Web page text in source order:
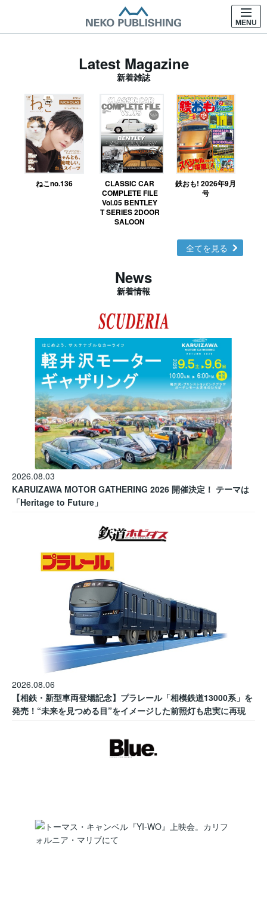
MENU
Latest Magazine
新着雑誌
ねこno.136
CLASSIC CAR
COMPLETE FILE
Vol.05 BENTLEY
T SERIES 2DOOR
SALOON
鉄おも! 2026年9月
号
全てを見る
News
新着情報
2026.08.03
KARUIZAWA MOTOR GATHERING 2026 開催決定！ テーマは
「Heritage to Future」
2026.08.06
【相鉄・新型車両登場記念】プラレール「相模鉄道13000系」を
発売！“未来を見つめる目”をイメージした前照灯も忠実に再現